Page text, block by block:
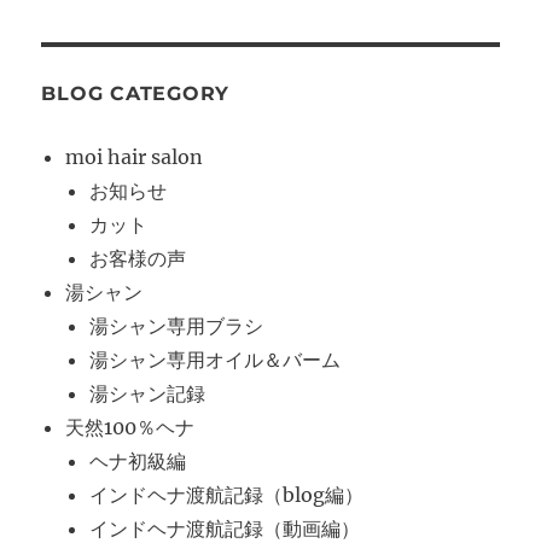
BLOG CATEGORY
moi hair salon
お知らせ
カット
お客様の声
湯シャン
湯シャン専用ブラシ
湯シャン専用オイル＆バーム
湯シャン記録
天然100％ヘナ
ヘナ初級編
インドヘナ渡航記録（blog編）
インドヘナ渡航記録（動画編）